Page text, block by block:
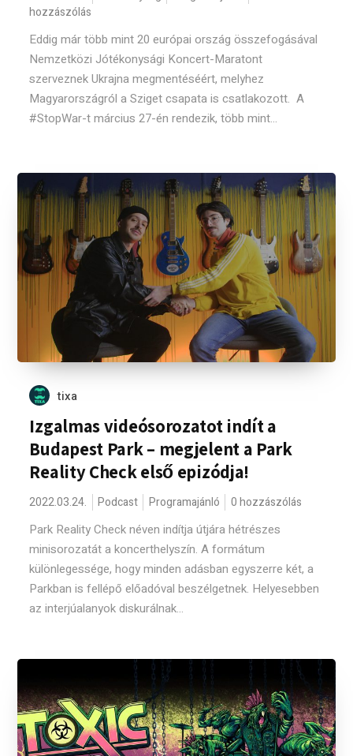
hozzászólás
Eddig már több mint 20 európai ország összefogásával
Nemzetközi Jótékonysági Koncert-Maratont
szerveznek Ukrajna megmentéséért, melyhez
Magyarországról a Sziget csapata is csatlakozott. A
#StopWar-t március 27-én rendezik, több mint...
tixa
Izgalmas videósorozatot indít a
Budapest Park – megjelent a Park
Reality Check első epizódja!
2022.03.24. Podcast Programajánló 0 hozzászólás
Park Reality Check néven indítja útjára hétrészes
minisorozatát a koncerthelyszín. A formátum
különlegessége, hogy minden adásban egyszerre két, a
Parkban is fellépő előadóval beszélgetnek. Helyesebben
az interjúalanyok diskurálnak...